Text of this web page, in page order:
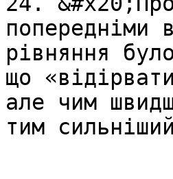
попереднiми
рiвняння
що
але чим